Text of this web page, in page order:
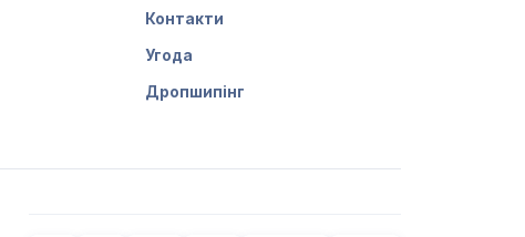
Контакти
Угода
Дропшипінг